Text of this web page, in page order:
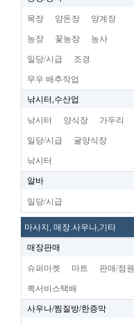
목장 양돈장 양계장
농장 꽃농장 농사
일당/시급 조경
무우 배추작업
낚시터,수산업
낚시터 양식장 가두리
일당/시급 굴양식장
낚시터
알바
일당/시급
마사지, 매장.사우나,기타
매장판매
슈퍼마켓 마트 판매/점원
퀵서비스택배
사우나/찜질방/한증막